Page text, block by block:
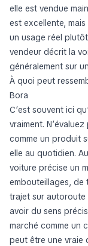
elle est vendue
est excellente,
un usage réel
vendeur décrit la
généralement sur
À quoi peut
Bora
C’est souvent ici
vraiment. N’évaluez
comme un produit
elle au quotidien.
voiture précise un
embouteillages,
trajet sur autoroute
avoir du sens
marché comme un
peut être une vraie